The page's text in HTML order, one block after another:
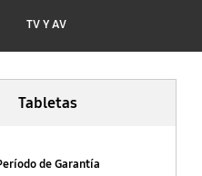
TV Y AV
Tabletas
de Garantía